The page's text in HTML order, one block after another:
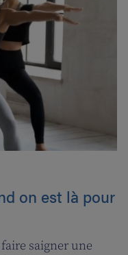
on est là pour
saigner une